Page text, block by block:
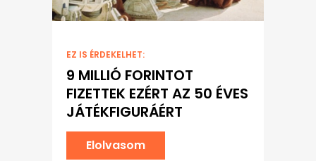
EZ IS ÉRDEKELHET:
9 MILLIÓ FORINTOT
FIZETTEK EZÉRT AZ 50 ÉVES
JÁTÉKFIGURÁÉRT
Elolvasom